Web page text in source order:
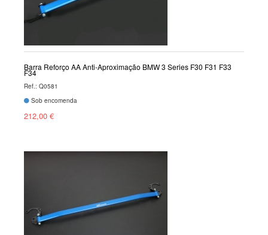
Barra Reforço AA Anti-Aproximação BMW 3 Series F30 F31 F33
F34
Ref.: Q0581
Sob encomenda
212,00 €